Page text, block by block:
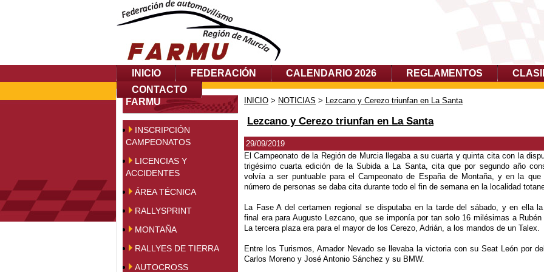
INICIO FEDERACIÓN CALENDARIO 2026 REGLAMENTOS
CONTACTO
FARMU
INSCRIPCIÓN
CAMPEONATOS
LICENCIAS Y
ACCIDENTES
ÁREA TÉCNICA
RALLYSPRINT
MONTAÑA
RALLYES DE TIERRA
AUTOCROSS
INICIO > NOTICIAS > Lezcano y Cerezo triunfan en La Santa
Lezcano y Cerezo triunfan en La Santa
29/09/2019
El Campeonato de la Región de Murcia llegaba a su cuarta y quinta cita con la
trigésimo cuarta edición de la Subida a La Santa, cita que por segundo año
volvía a ser puntuable para el Campeonato de España de Montaña, y en la que
número de personas se daba cita durante todo el fin de semana en la localidad
La Fase A del certamen regional se disputaba en la tarde del sábado, y en ella
final era para Augusto Lezcano, que se imponía por tan solo 16 milésimas a Rubén
La tercera plaza era para el mayor de los Cerezo, Adrián, a los mandos de un Talex.
Entre los Turismos, Amador Nevado se llevaba la victoria con su Seat León por
Carlos Moreno y José Antonio Sánchez y su BMW.